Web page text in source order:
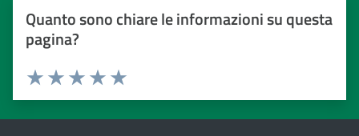
Quanto sono chiare le informazioni su questa
pagina?
Valuta da 1 a 5 stelle
Valuta 5 stelle su 5
Valuta 4 stelle su 5
Valuta 3 stelle su 5
Valuta 2 stelle su 5
Valuta 1 stelle su 5